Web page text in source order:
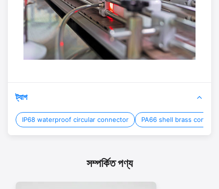
ট্যাগ
IP68 waterproof circular connector PA66 shell brass
সম্পর্কিত পণ্য